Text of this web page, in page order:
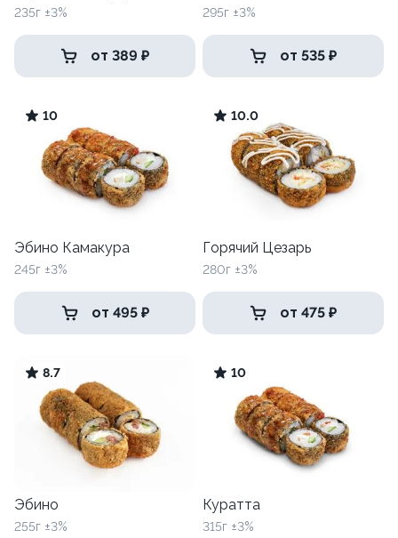
235г ±3%
от 389 ₽
295г ±3%
от 535 ₽
10
Эбино Камакура
245г ±3%
от 495 ₽
10.0
Горячий Цезарь
280г ±3%
от 475 ₽
8.7
Эбино
255г ±3%
10
Куратта
315г ±3%